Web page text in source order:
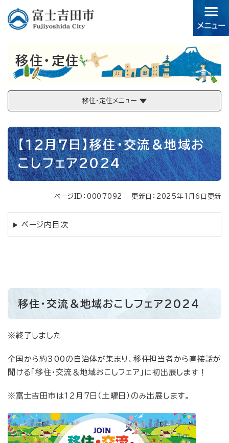
す。
移住・定住
移住・定住メニュー
本
文 【12月7日】移住・交流＆地域お
こしフェア2024
ページID：0007092 更新日：2025年1月6日更新
ページ内目次
移住・交流＆地域おこしフェア2024
​※終了しました
全国から約300の自治体が集まり、移住担当者から直接話が
聞ける「移住・交流＆地域おこしフェア」に初出展します！
※富士吉田市は12月7日（土曜日）のみ出展します。